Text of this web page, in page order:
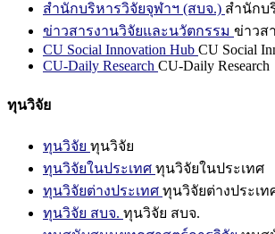
สำนักบริหารวิจัยจุฬาฯ (สบจ.) สำนักบ
ข่าวสารงานวิจัยและนวัตกรรม ข่าวส
CU Social Innovation Hub CU Social
CU-Daily Research CU-Daily Research
ทุนวิจัย
ทุนวิจัย ทุนวิจัย
ทุนวิจัยในประเทศ ทุนวิจัยในประเทศ
ทุนวิจัยต่างประเทศ ทุนวิจัยต่างประเท
ทุนวิจัย สบจ. ทุนวิจัย สบจ.